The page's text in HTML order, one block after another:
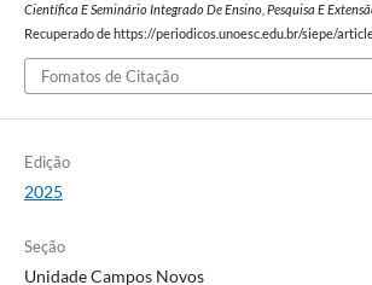
Científica E Seminário Integrado De Ensino, Pesquisa E
Recuperado de https://periodicos.unoesc.edu.br/siepe/
Fomatos de Citação
Edição
2025
Seção
Unidade Campos Novos